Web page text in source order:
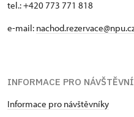
tel.: +420 773 771 818
e-mail:
INFORMACE PRO
Informace pro návštěvníky